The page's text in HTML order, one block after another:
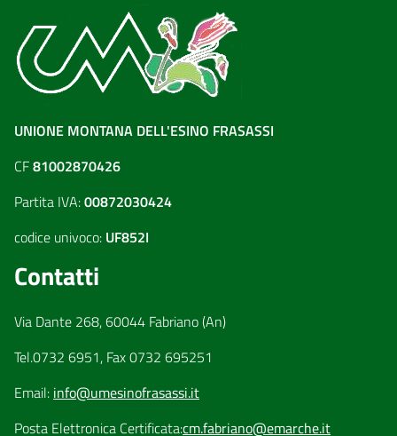
UNIONE MONTANA DELL'ESINO FRASASSI
CF81002870426
Partita IVA:00872030424
codice univoco: UF852I
Contatti
Via Dante 268, 60044 Fabriano (An)
Tel.0732 6951, Fax 0732 695251
Email: info@umesinofrasassi.it
Posta Elettronica Certificata:cm.fabriano@emarche.it